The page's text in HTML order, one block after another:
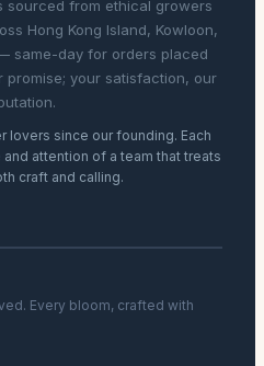
sourced from ethical growers
Hong Kong Island, Kowloon,
same-day for orders placed
promise; your satisfaction, our
lovers since our founding. Each
attention of a team that treats
craft and calling.
Every bloom, crafted with